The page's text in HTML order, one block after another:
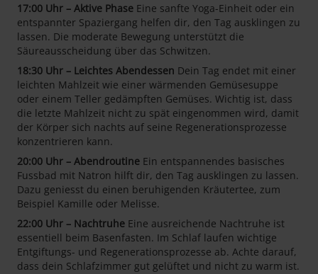
17:00 Uhr – Aktive Phase Eine sanfte Yoga-Einheit oder ein
entspannter Spaziergang helfen dir, den Tag ausklingen zu
lassen. Die moderate Bewegung unterstützt die
Säureausscheidung über das Schwitzen.
18:30 Uhr – Leichtes Abendessen Dein Tag endet mit einer
leichten Mahlzeit wie einer wärmenden Gemüsesuppe
oder einem Teller gedämpften Gemüses. Wichtig ist, dass
die letzte Mahlzeit nicht zu spät eingenommen wird, damit
der Körper sich nachts auf seine Regenerationsprozesse
konzentrieren kann.
20:00 Uhr – Abendroutine Ein entspannendes basisches
Fussbad mit Natron hilft dir, den Tag ausklingen zu lassen.
Dazu geniesst du einen beruhigenden Kräutertee, zum
Beispiel Kamille oder Melisse.
22:00 Uhr – Nachtruhe Eine ausreichende Nachtruhe ist
essentiell beim Basenfasten. Im Schlaf laufen wichtige
Entgiftungs- und Regenerationsprozesse ab. Achte darauf,
dass dein Schlafzimmer gut gelüftet und nicht zu warm ist.